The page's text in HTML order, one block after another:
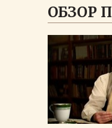
ОБЗОР